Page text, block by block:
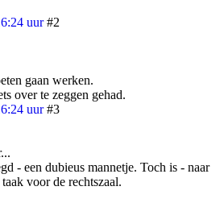
uur #2
gaan werken.
over te zeggen gehad.
uur #3
- een dubieus mannetje. Toch is - naar
voor de rechtszaal.